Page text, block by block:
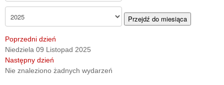
Przejdź do miesiąca
Poprzedni dzień
Niedziela 09 Listopad 2025
Następny dzień
Nie znaleziono żadnych wydarzeń